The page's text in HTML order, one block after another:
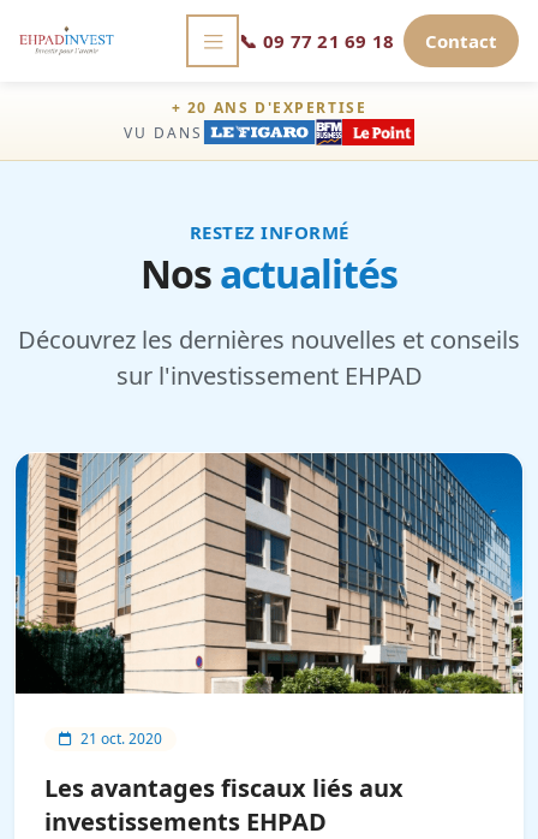
📞 09 77 21 69 18 Contact
+ 20 ANS D'EXPERTISE
VU DANS
RESTEZ INFORMÉ
Nosactualités
Découvrez les dernières nouvelles et conseils
sur l'investissement EHPAD
21 oct. 2020
Les avantages fiscaux liés aux
investissements EHPAD